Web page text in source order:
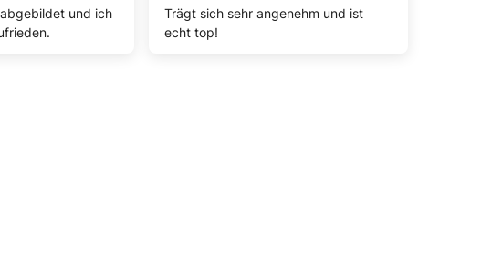
und ich
Trägt sich sehr angenehm und ist
echt top!